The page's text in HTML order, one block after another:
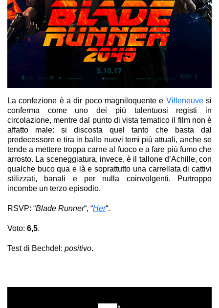
La confezione è a dir poco magniloquente e Villeneuvesi
conferma come uno dei più talentuosi registi in
circolazione, mentre dal punto di vista tematico il film non è
affatto male: si discosta quel tanto che basta dal
predecessore e tira in ballo nuovi temi più attuali, anche se
tende a mettere troppa carne al fuoco e a fare più fumo che
arrosto. La sceneggiatura, invece, è il tallone d’Achille, con
qualche buco qua e là e soprattutto una carrellata di cattivi
stilizzati, banali e per nulla coinvolgenti. Purtroppo
incombe un terzo episodio.
RSVP: “Blade Runner“, “Her“.
Voto: 6,5.
Test di Bechdel: positivo.